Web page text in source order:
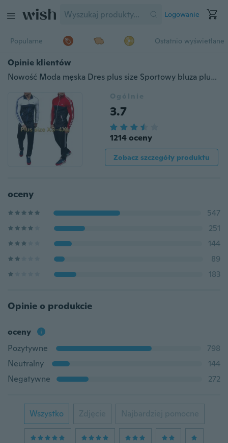
Logowanie
Popularne Ostatnio wyświetlane
Opinie klientów
Nowość Moda męska Dres plus size Sportowy bluza plus size XS-4XL
Ogólnie
3.7
1214 oceny
Zobacz szczegóły produktu
oceny
547
251
144
89
183
Opinie o produkcie
oceny
Pozytywne
798
Neutralny
144
Negatywne
272
Wszystko Zdjęcie Najbardziej pomocne